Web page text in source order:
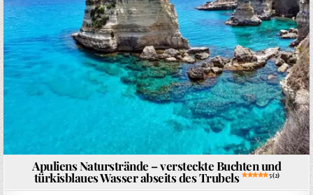
Apuliens Naturstrände – versteckte Buchten und
türkisblaues Wasser abseits des Trubels 5 (2)